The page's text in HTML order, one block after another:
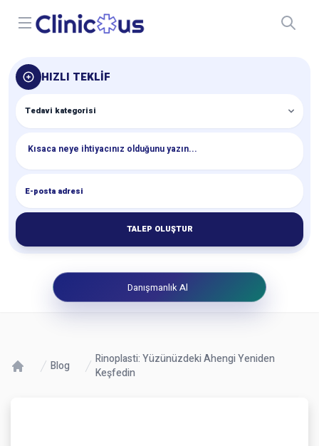
Open menu
HIZLI TEKLIF
TALEP OLUŞTUR
Danışmanlık Al
Blog
Rinoplasti: Yüzünüzdeki Ahengi Yeniden
Keşfedin